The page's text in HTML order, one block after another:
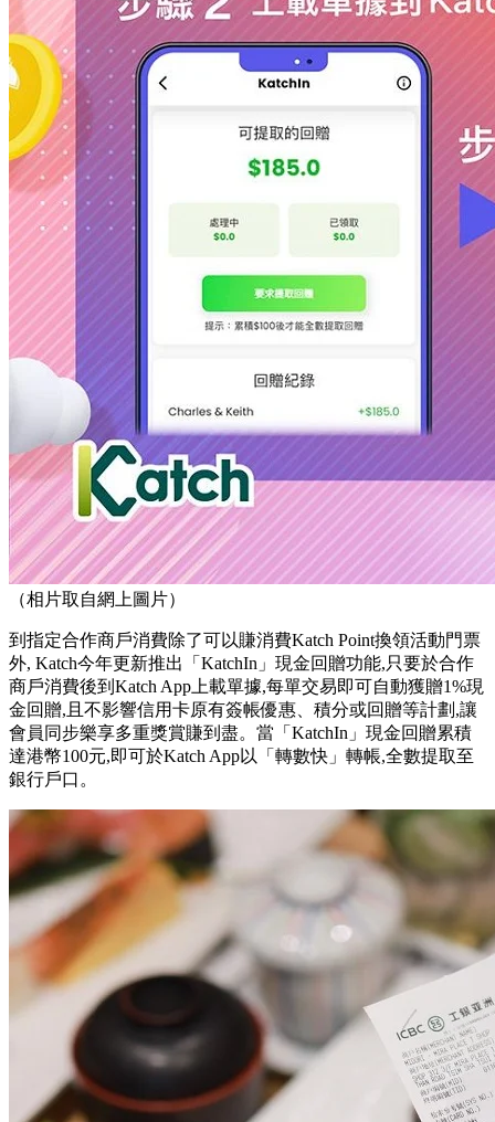
（相片取自網上圖片）
到指定合作商戶消費除了可以賺消費Katch Point換領活動門票
外, Katch今年更新推出「KatchIn」現金回贈功能,只要於合作
商戶消費後到Katch App上載單據,每單交易即可自動獲贈1%現
金回贈,且不影響信用卡原有簽帳優惠、積分或回贈等計劃,讓
會員同步樂享多重獎賞賺到盡。當「KatchIn」現金回贈累積
達港幣100元,即可於Katch App以「轉數快」轉帳,全數提取至
銀行戶口。